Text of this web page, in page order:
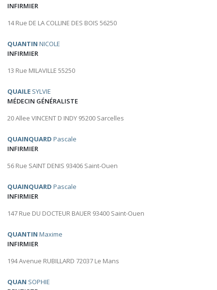
INFIRMIER
14 Rue DE LA COLLINE DES BOIS 56250
QUANTIN NICOLE
INFIRMIER
13 Rue MILAVILLE 55250
QUAILE SYLVIE
MÉDECIN GÉNÉRALISTE
20 Allee VINCENT D INDY 95200 Sarcelles
QUAINQUARD Pascale
INFIRMIER
56 Rue SAINT DENIS 93406 Saint-Ouen
QUAINQUARD Pascale
INFIRMIER
147 Rue DU DOCTEUR BAUER 93400 Saint-Ouen
QUANTIN Maxime
INFIRMIER
194 Avenue RUBILLARD 72037 Le Mans
QUAN SOPHIE